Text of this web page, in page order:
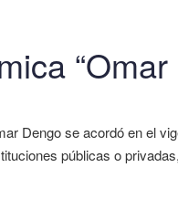
“Omar
Dengo se acordó en el
públicas o